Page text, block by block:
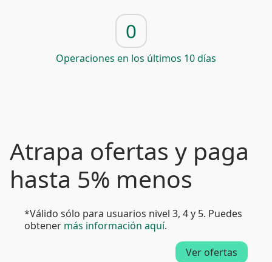
0
Operaciones en los últimos 10 días
Atrapa ofertas y paga
hasta 5% menos
*Válido sólo para usuarios nivel 3, 4 y 5. Puedes
obtener más información aquí.
Ver ofertas